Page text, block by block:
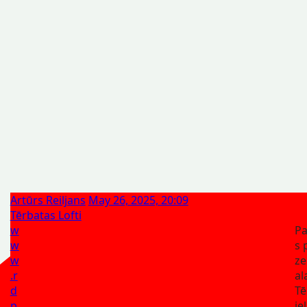
Artūrs Reiljans May 26, 2025, 20:09
Tērbatas Lofti
w
w
w
.r
d
s